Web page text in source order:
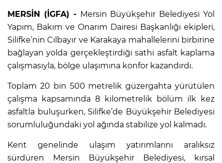
MERSİN (İGFA) - Mersin Büyükşehir Belediyesi Yol
Yapım, Bakım ve Onarım Dairesi Başkanlığı ekipleri,
Silifke’nin Cılbayır ve Karakaya mahallelerini birbirine
bağlayan yolda gerçekleştirdiği sathi asfalt kaplama
çalışmasıyla, bölge ulaşımına konfor kazandırdı.
Toplam 20 bin 500 metrelik güzergahta yürütülen
çalışma kapsamında 8 kilometrelik bölüm ilk kez
asfaltla buluşurken, Silifke’de Büyükşehir Belediyesi
sorumluluğundaki yol ağında stabilize yol kalmadı.
Kent genelinde ulaşım yatırımlarını aralıksız
sürdüren Mersin Büyükşehir Belediyesi, kırsal